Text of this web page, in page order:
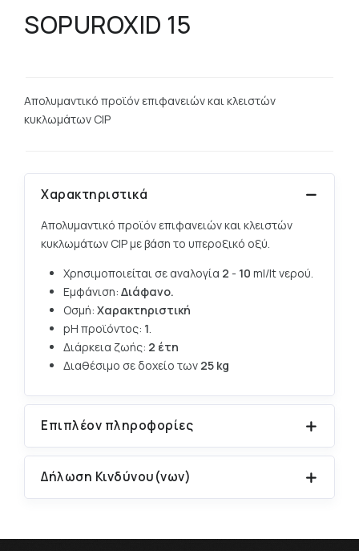
SOPUROXID 15
Aπολυμαντικό προϊόν επιφανειών και κλειστών
κυκλωμάτων CIP
Χαρακτηριστικά
Aπολυμαντικό προϊόν επιφανειών και κλειστών
κυκλωμάτων CIP με βάση το υπεροξικό οξύ.
Χρησιμοποιείται σε αναλογία 2 - 10 ml/lt νερού.
Εμφάνιση: Διάφανο.
Οσμή: Χαρακτηριστική
pH προϊόντος: 1.
Διάρκεια ζωής: 2 έτη
Διαθέσιμο σε δοχείο των 25 kg
Επιπλέον πληροφορίες
Δήλωση Κινδύνου(νων)